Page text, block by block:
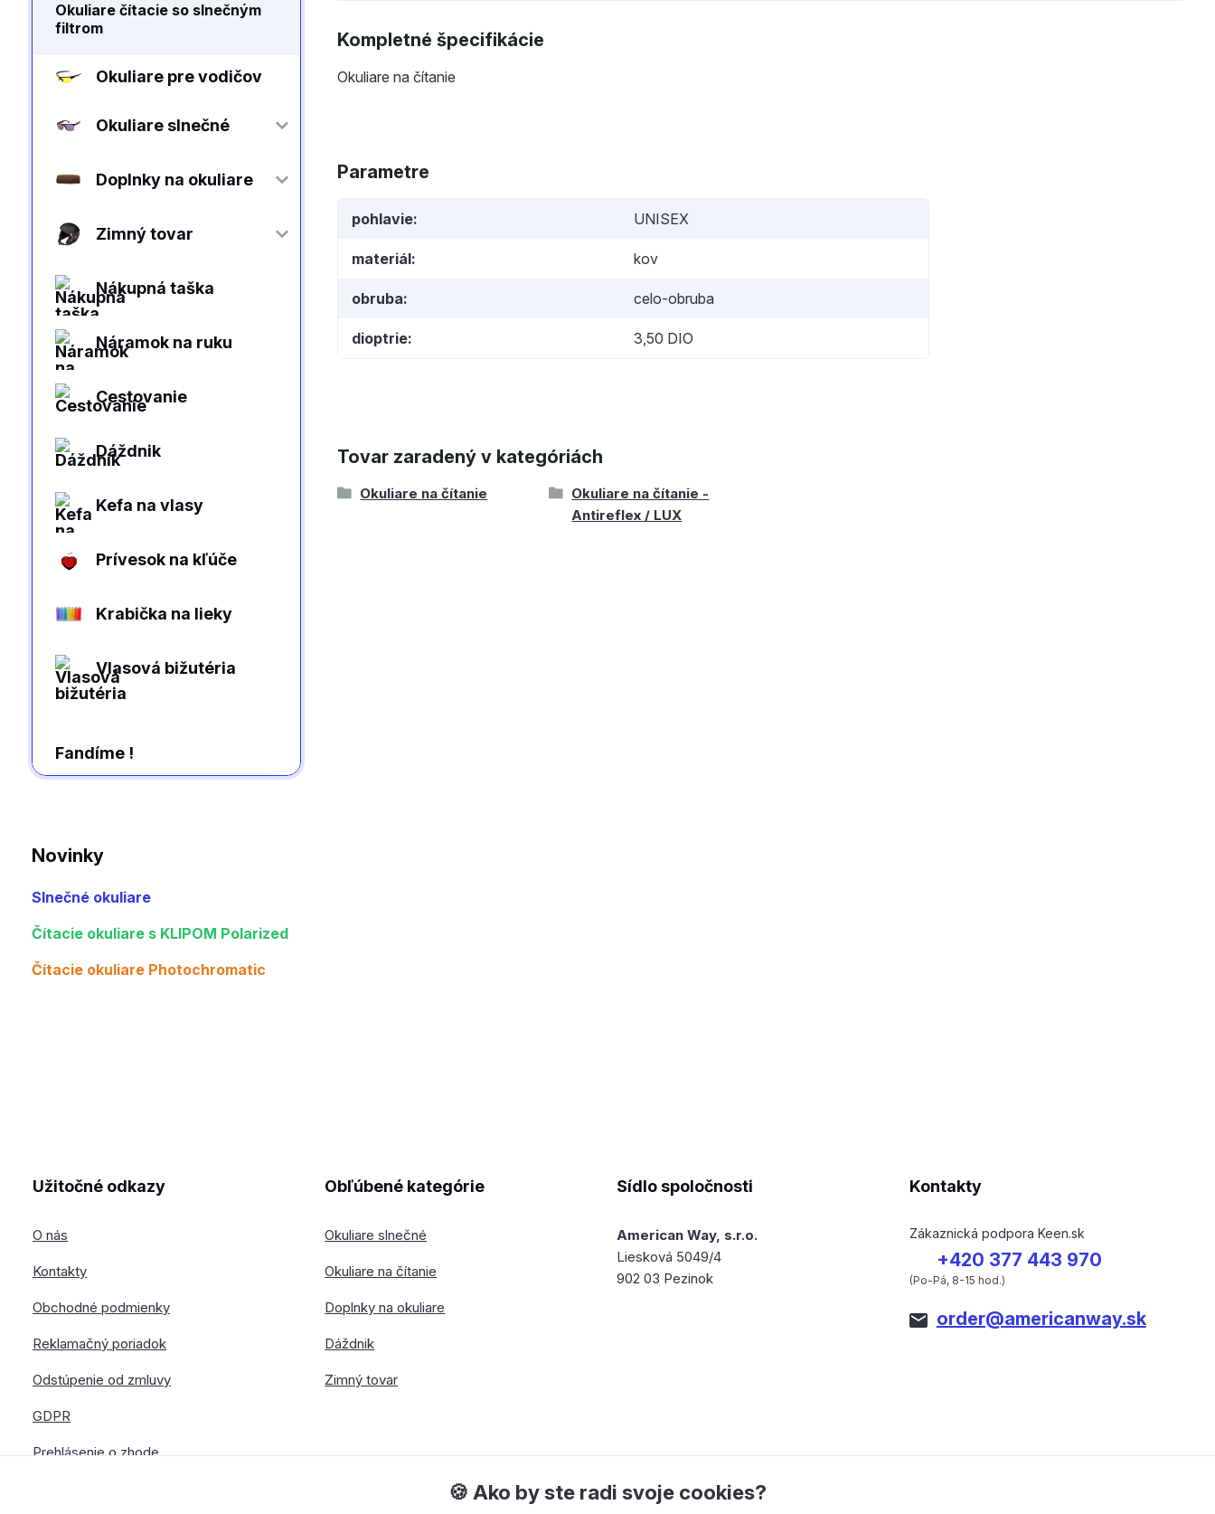
Okuliare čítacie so slnečným
filtrom
Okuliare pre vodičov
Okuliare slnečné
Doplnky na okuliare
Zimný tovar
Nákupná taška
Náramok na ruku
Cestovanie
Dáždnik
Kefa na vlasy
Prívesok na kľúče
Krabička na lieky
Vlasová bižutéria
Fandíme !
Novinky
Slnečné okuliare
Čítacie okuliare s KLIPOM Polarized
Čítacie okuliare Photochromatic
Kompletné špecifikácie
Okuliare na čítanie
Parametre
pohlavie UNISEX
materiál kov
obruba celo-obruba
dioptrie 3,50 DIO
Tovar zaradený v kategóriách
Okuliare na čítanie
Okuliare na čítanie -
Antireflex / LUX
Užitočné odkazy
O nás
Kontakty
Obchodné podmienky
Reklamačný poriadok
Odstúpenie od zmluvy
GDPR
Prehlásenie o zhode
Obľúbené kategórie
Okuliare slnečné
Okuliare na čítanie
Doplnky na okuliare
Dáždnik
Zimný tovar
Sídlo spoločnosti
American Way, s.r.o.
Liesková 5049/4
902 03 Pezinok
Kontakty
Zákaznická podpora Keen.sk
+420 377 443 970
(Po-Pá, 8-15 hod.)
order@americanway.sk
🍪 Ako by ste radi svoje cookies?